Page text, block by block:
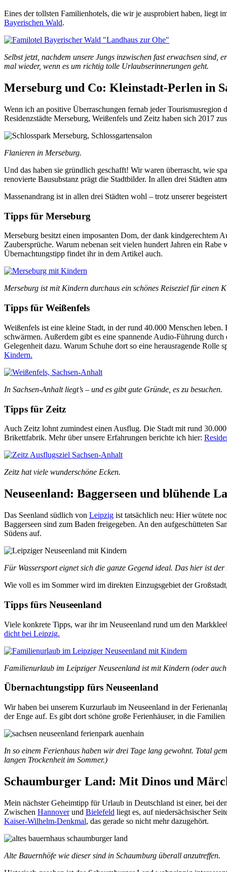
Eines der tollsten Familienhotels, die wir je ausprobiert haben, liegt
Bayerischen Wald.
Selbst jetzt, nachdem unsere Jungs inzwischen fast erwachsen sind,
mal wieder, wenn es um richtig tolle Urlaubserinnerungen geht.
Merseburg und Co: Kleinstadt-Perlen in
Wenn ich an positive Überraschungen fernab jeder
Residenzstädte Merseburg, Weißenfels und Zeitz haben sich 2017
Flanieren in Merseburg.
Und das haben sie gründlich geschafft! Wir waren überrascht, wie
renovierte Bausubstanz prägt die Stadtbilder. In allen drei Städten
Massenandrang ist in allen drei Städten wohl – trotz unserer
Tipps für Merseburg
Merseburg besitzt einen imposanten Dom, der dank kindgerechtem
Zaubersprüche. Warum nebenan seit vielen hundert Jahren ein
Übernachtungstipp findet ihr in dem Artikel auch.
Merseburg ist mit Kindern durchaus ein schönes Reiseziel für einen
Tipps für Weißenfels
Weißenfels ist eine kleine Stadt, in der rund 40.000 Menschen
schwärmen. Außerdem gibt es eine spannende Audio-Führung
Gelegenheit dazu. Warum Schuhe dort so eine herausragende
Kindern.
In Sachsen-Anhalt liegt’s – und es gibt gute Gründe, es zu besuchen.
Tipps für Zeitz
Auch Zeitz lohnt zumindest einen Ausflug. Die Stadt mit rund
Brikettfabrik. Mehr über unsere Erfahrungen berichte ich hier:
Zeitz hat viele wunderschöne Ecken.
Neuseenland: Baggerseen und blühende
Das Seenland südlich von Leipzig ist tatsächlich neu: Hier wütete
Baggerseen sind zum Baden freigegeben. An den aufgeschütteten
Südens auf.
Für Wassersport eignet sich die ganze Gegend ideal. Das hier ist der
Wie voll es im Sommer wird im direkten Einzugsgebiet der
Tipps fürs Neuseenland
Viele konkrete Tipps, war ihr im Neuseenland rund um den
dicht bei Leipzig.
Familienurlaub im Leipziger Neuseenland ist mit Kindern (oder auch
Übernachtungstipp fürs Neuseenland
Wir haben bei unserem Kurzurlaub im Neuseenland in der
der Enge auf. Es gibt dort schöne große Ferienhäuser, in die
In so einem Ferienhaus haben wir drei Tage lang gewohnt. Total
langen Trockenheit im Sommer.)
Schaumburger Land: Mit Dinos und
Mein nächster Geheimtipp für Urlaub in Deutschland ist einer, bei
Zwischen Hannoverund Bielefeld liegt es, auf niedersächsischer
Kaiser-Wilhelm-Denkmal, das gerade so nicht mehr dazugehört.
Alte Bauernhöfe wie dieser sind in Schaumburg überall anzutreffen.